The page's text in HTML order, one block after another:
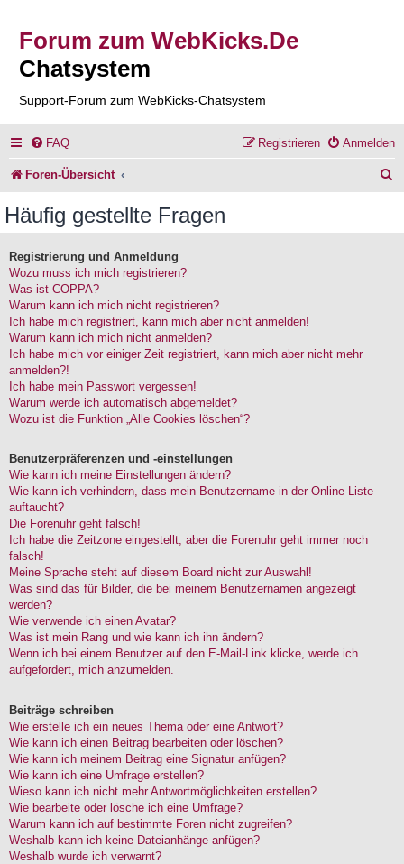
Forum zum WebKicks.De
Chatsystem
Support-Forum zum WebKicks-Chatsystem
FAQ Anmelden
Registrieren
Foren-Übersicht
Häufig gestellte Fragen
Registrierung und Anmeldung
Wozu muss ich mich registrieren?
Was ist COPPA?
Warum kann ich mich nicht registrieren?
Ich habe mich registriert, kann mich aber nicht anmelden!
Warum kann ich mich nicht anmelden?
Ich habe mich vor einiger Zeit registriert, kann mich aber nicht mehr
anmelden?!
Ich habe mein Passwort vergessen!
Warum werde ich automatisch abgemeldet?
Wozu ist die Funktion „Alle Cookies löschen“?
Benutzerpräferenzen und -einstellungen
Wie kann ich meine Einstellungen ändern?
Wie kann ich verhindern, dass mein Benutzername in der Online-Liste
auftaucht?
Die Forenuhr geht falsch!
Ich habe die Zeitzone eingestellt, aber die Forenuhr geht immer noch
falsch!
Meine Sprache steht auf diesem Board nicht zur Auswahl!
Was sind das für Bilder, die bei meinem Benutzernamen angezeigt
werden?
Wie verwende ich einen Avatar?
Was ist mein Rang und wie kann ich ihn ändern?
Wenn ich bei einem Benutzer auf den E-Mail-Link klicke, werde ich
aufgefordert, mich anzumelden.
Beiträge schreiben
Wie erstelle ich ein neues Thema oder eine Antwort?
Wie kann ich einen Beitrag bearbeiten oder löschen?
Wie kann ich meinem Beitrag eine Signatur anfügen?
Wie kann ich eine Umfrage erstellen?
Wieso kann ich nicht mehr Antwortmöglichkeiten erstellen?
Wie bearbeite oder lösche ich eine Umfrage?
Warum kann ich auf bestimmte Foren nicht zugreifen?
Weshalb kann ich keine Dateianhänge anfügen?
Weshalb wurde ich verwarnt?